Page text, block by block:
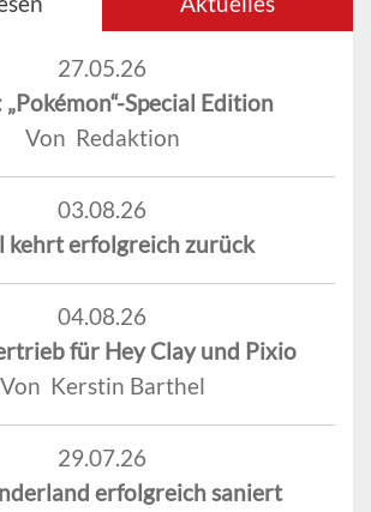
27.05.26
„Pokémon“-Special Edition
Von Redaktion
03.08.26
kehrt erfolgreich zurück
04.08.26
für Hey Clay und Pixio
Von Kerstin Barthel
29.07.26
erfolgreich saniert